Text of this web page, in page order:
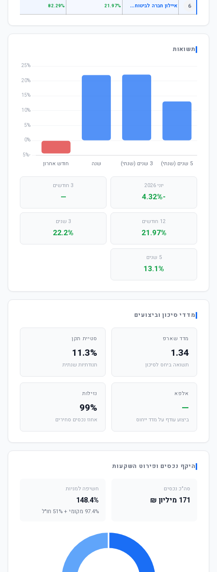
6 א
יילון חברה לביטוח בע"מ עוקבי מדדים עוקב מדדי מניות 21.97%
82.29%
תשואות
יוני 2026
-4.32%
3 חודשים
—
12 חודשים
21.97%
3 שנים
22.2%
5 שנים
13.1%
מדדי סיכון וביצועים
מדד שארפ
1.34
תשואה ביחס לסיכון
סטיית תקן
11.3%
תנודתיות שנתית
אלפא
—
ביצוע עודף על מדד ייחוס
נזילות
99%
אחוז נכסים סחירים
היקף נכסים ופירוט השקעות
סה"כ נכסים
171 מיליון ₪
חשיפה למניות
148.4%
97.4% מקומי + 51% חו"ל